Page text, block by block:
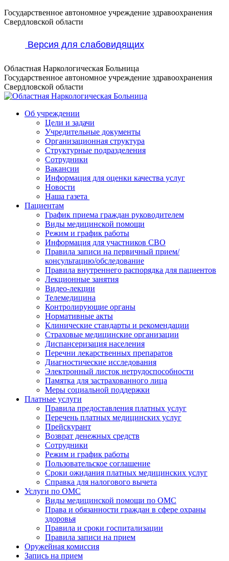
Перейти
к
Государственное автономное учреждение здравоохранения
Свердловской области
Версия для слабовидящих
Областная Наркологическая Больница
Государственное автономное учреждение здравоохранения
Свердловской области
Об учреждении
Цели и задачи
Учредительные документы
Организационная структура
Структурные подразделения
Сотрудники
Вакансии
Информация для оценки качества услуг
Новости
​​Наша газета
Пациентам
График приема граждан руководителем
Виды медицинской помощи
Режим и график работы
Информация для участников СВО
Правила записи на первичный прием/
консультацию/обследование
Правила внутреннего распорядка для пациентов
Лекционные занятия
Видео-лекции
Телемедицина
Контролирующие органы
Нормативные акты
Клинические стандарты и рекомендации
Страховые медицинские организации
Диспансеризация населения
Перечни лекарственных препаратов
Диагностические исследования
Электронный листок нетрудоспособности
Памятка для застрахованного лица
Меры социальной поддержки
Платные услуги
Правила предоставления платных услуг
Перечень платных медицинских услуг
Прейскурант
Возврат денежных средств
Сотрудники
Режим и график работы
Пользовательское соглашение
Сроки ожидания платных медицинских услуг
Справка для налогового вычета
Услуги по ОМС
Виды медицинской помощи по ОМС
Права и обязанности граждан в сфере охраны
здоровья
Правила и сроки госпитализации
Правила записи на прием
Оружейная комиссия
Запись на прием